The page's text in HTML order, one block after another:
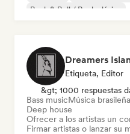
Rock & Roll / Rock clásico
Dreamers
Etiqueta, Editor
&gt; 1000 respuestas
Bass musicMúsica brasileña
Deep house
Ofrecer a los artistas un
Firmar artistas o lanzar su